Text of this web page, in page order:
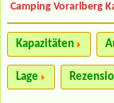
Camping Vorarlberg
Kapazitäten
Lage